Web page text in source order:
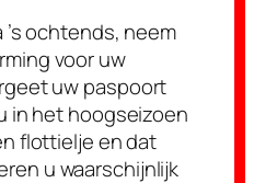
ochtends, neem
voor uw
uw paspoort
in het hoogseizoen
flottielje en dat
u waarschijnlijk